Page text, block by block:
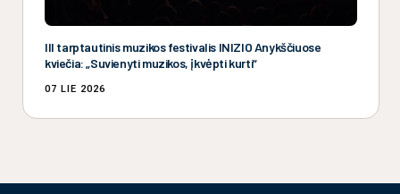
III tarptautinis muzikos festivalis INIZIO Anykščiuose
kviečia: „Suvienyti muzikos, įkvėpti kurti“
07 LIE 2026